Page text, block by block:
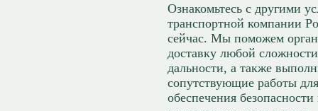
Ознакомьтесь с другими
транспортной компании
сейчас. Мы поможем
доставку любой
дальности, а также
сопутствующие работы для
обеспечения безопасности